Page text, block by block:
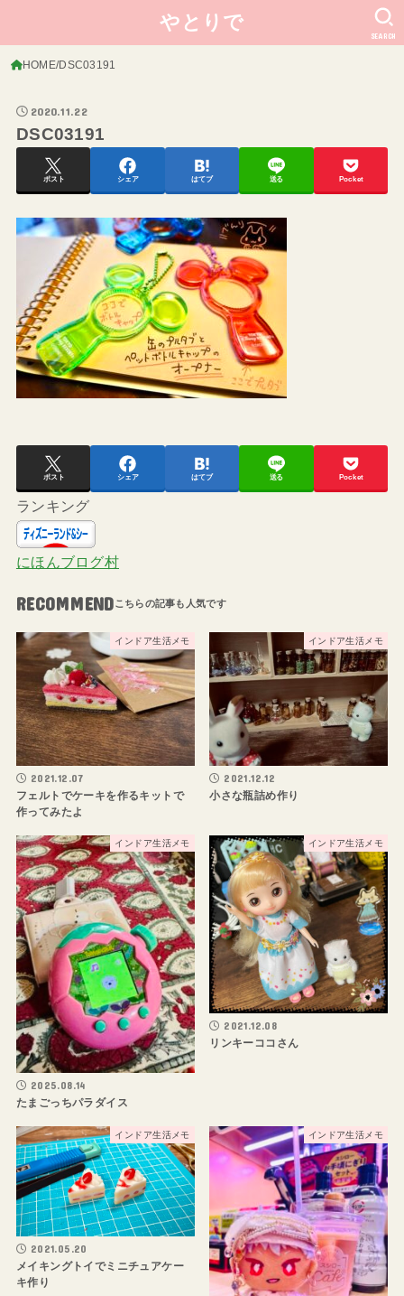
やとりで
SEARCH
HOME DSC03191
2020.11.22
DSC03191
ポスト シェア はてブ 送る Pocket
ポスト シェア はてブ 送る Pocket
ランキング
にほんブログ村
RECOMMEND
インドア生活メモ
2021.12.07
フェルトでケーキを作るキットで
作ってみたよ
インドア生活メモ
2021.12.12
小さな瓶詰め作り
インドア生活メモ
2025.08.14
たまごっちパラダイス
インドア生活メモ
2021.12.08
リンキーココさん
インドア生活メモ
2021.05.20
メイキングトイでミニチュアケー
キ作り
インドア生活メモ